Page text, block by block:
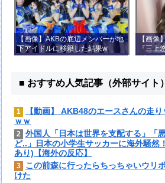
【画像】AKBの底辺メンバーが地
下アイドルに移籍した結果w
【画像
『三上
がコチ
■ おすすめ人気記事（外部サイト）
1
【動画】 AKB48のエースさんの走り
ｗｗ
2 外国人「日本は世界を支配する」「
ど..」日本の小学生サッカーに海外騒然
あり)【海外の反応】
3
この前森に行ったらちっちゃいウリ
けた